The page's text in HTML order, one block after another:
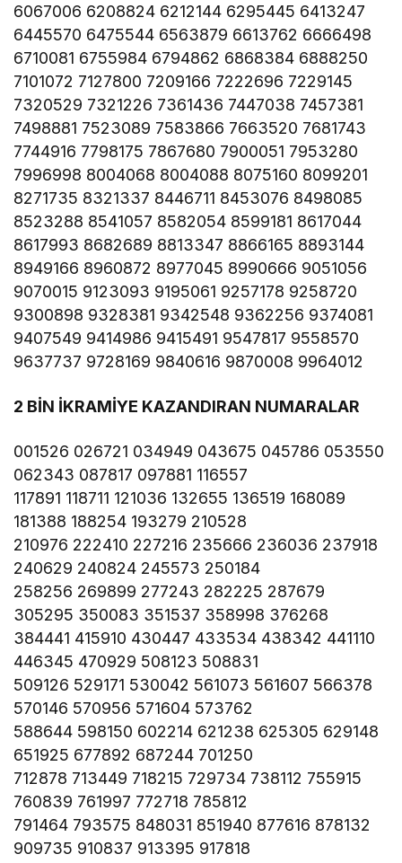
6067006 6208824 6212144 6295445 6413247
6445570 6475544 6563879 6613762 6666498
6710081 6755984 6794862 6868384 6888250
7101072 7127800 7209166 7222696 7229145
7320529 7321226 7361436 7447038 7457381
7498881 7523089 7583866 7663520 7681743
7744916 7798175 7867680 7900051 7953280
7996998 8004068 8004088 8075160 8099201
8271735 8321337 8446711 8453076 8498085
8523288 8541057 8582054 8599181 8617044
8617993 8682689 8813347 8866165 8893144
8949166 8960872 8977045 8990666 9051056
9070015 9123093 9195061 9257178 9258720
9300898 9328381 9342548 9362256 9374081
9407549 9414986 9415491 9547817 9558570
9637737 9728169 9840616 9870008 9964012
2 BİN İKRAMİYE KAZANDIRAN NUMARALAR
001526 026721 034949 043675 045786 053550
062343 087817 097881 116557
117891 118711 121036 132655 136519 168089
181388 188254 193279 210528
210976 222410 227216 235666 236036 237918
240629 240824 245573 250184
258256 269899 277243 282225 287679
305295 350083 351537 358998 376268
384441 415910 430447 433534 438342 441110
446345 470929 508123 508831
509126 529171 530042 561073 561607 566378
570146 570956 571604 573762
588644 598150 602214 621238 625305 629148
651925 677892 687244 701250
712878 713449 718215 729734 738112 755915
760839 761997 772718 785812
791464 793575 848031 851940 877616 878132
909735 910837 913395 917818